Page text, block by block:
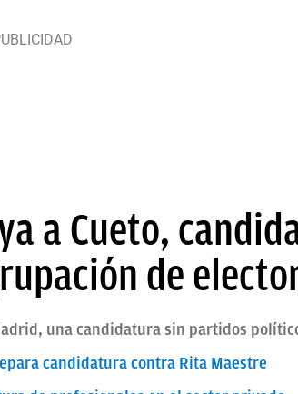
a Cueto,
de
una candidatura sin partidos
candidatura contra Rita Maestre